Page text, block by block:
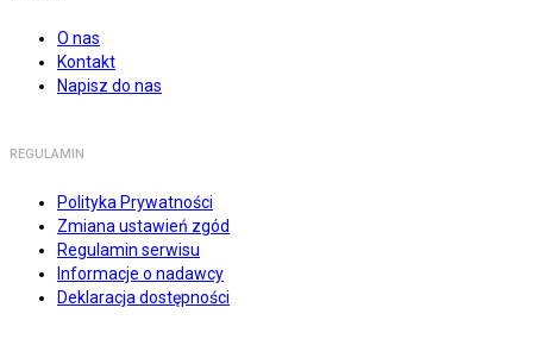
O nas
Kontakt
Napisz do nas
REGULAMIN
Polityka Prywatności
Zmiana ustawień zgód
Regulamin serwisu
Informacje o nadawcy
Deklaracja dostępności